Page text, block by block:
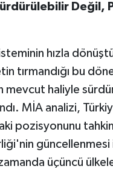
Değil,
hızla
tırmandığı bu
mevcut haliyle
MİA analizi,
pozisyonunu
güncellenmesi
üçüncü